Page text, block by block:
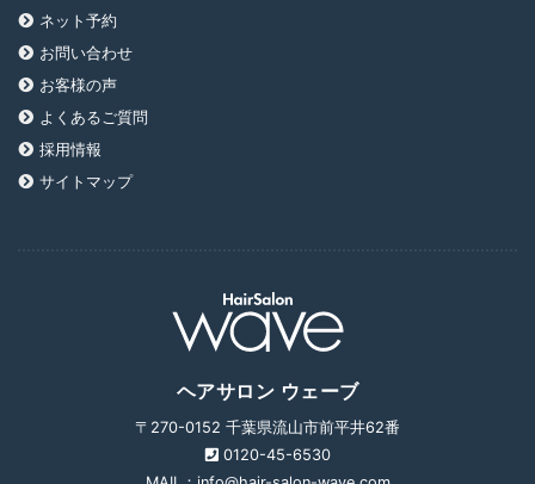
ネット予約
お問い合わせ
お客様の声
よくあるご質問
採用情報
サイトマップ
ヘアサロン ウェーブ
〒270-0152 千葉県流山市前平井62番
0120-45-6530